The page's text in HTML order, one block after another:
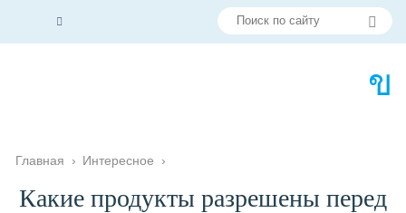
Главная › Интересное ›
Какие продукты разрешены перед